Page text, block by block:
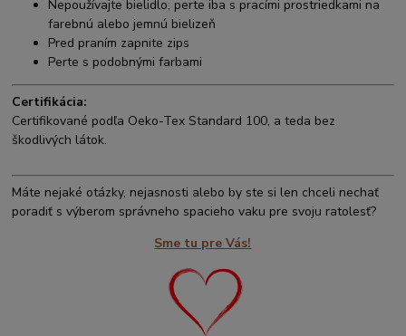
Nepoužívajte bielidlo; perte iba s pracími prostriedkami na
farebnú alebo jemnú bielizeň
Pred praním zapnite zips
Perte s podobnými farbami
Certifikácia:
Certifikované podľa Oeko-Tex Standard 100, a teda bez
škodlivých látok.
Máte nejaké otázky, nejasnosti alebo by ste si len chceli nechať
poradiť s výberom správneho spacieho vaku pre svoju ratolesť?
Sme tu pre Vás!